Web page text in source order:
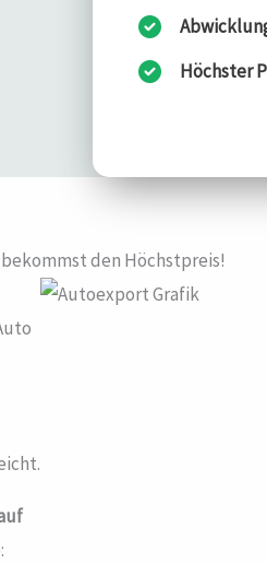
Höchster
den Höchstpreis!